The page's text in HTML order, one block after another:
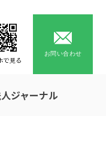
お問い合わせ
ジャーナル